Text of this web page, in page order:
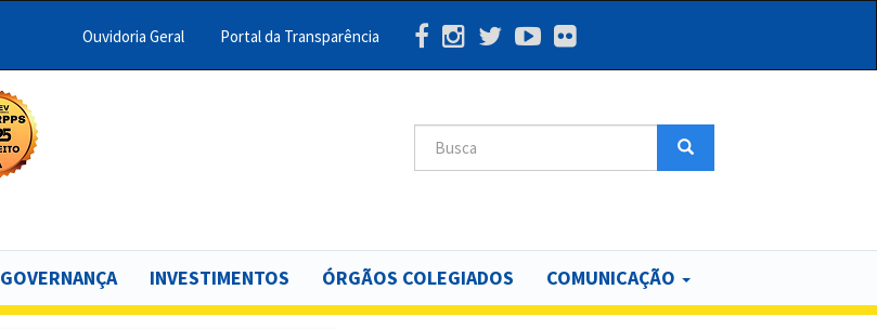
Menu
Ouvidoria Geral Portal da Transparência
Search
GOVERNANÇA INVESTIMENTOS ÓRGÃOS COLEGIADOS COMUNICAÇÃO